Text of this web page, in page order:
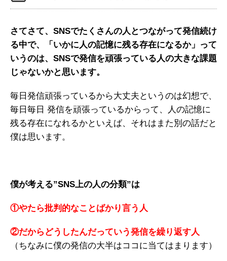
さてさて、SNSでたくさんの人とつながって発信続け
る中で、「いかに人の記憶に残る存在になるか」って
いうのは、SNSで発信を頑張っている人の大きな課題
じゃないかと思います。
毎日発信頑張っているから大丈夫というのは幻想で、
毎日毎日 発信を頑張っているからって、人の記憶に
残る存在になれるかといえば、それはまた別の話だと
僕は思います。
僕が考える”SNS上の人の分類”は
①やたら批判的なことばかり言う人
②だからどうしたんだっていう発信を繰り返す人
（ちなみに僕の発信の大半はココに当てはまります）